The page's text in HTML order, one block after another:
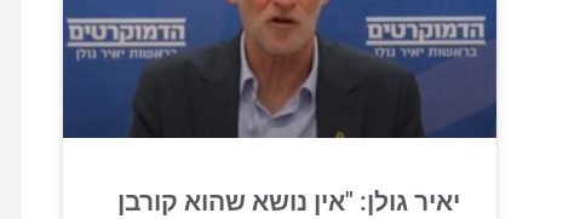
יאיר גולן: "אין נושא שהוא קורבן